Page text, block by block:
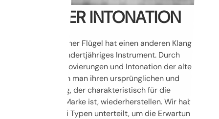
ARTEN DER INTONATION
Ein neuer, moderner Flügel hat einen anderen Klang als
ein originales hundertjähriges Instrument. Durch
sorgfältigste Renovierungen und Intonation der alten
Instrumente kann man ihren ursprünglichen und
legendären Klang, der charakteristisch für die
entsprechende Marke ist, wiederherstellen. Wir haben die
Intonation in drei Typen unterteilt, um die Erwartungen